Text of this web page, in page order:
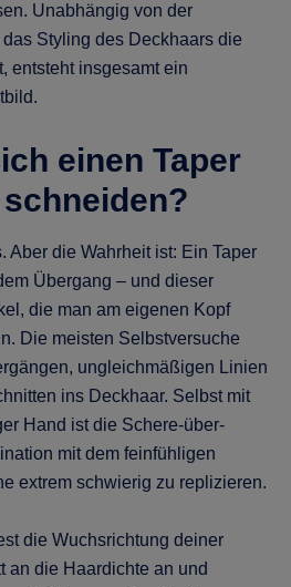
Unabhängig von der
Styling des Deckhaars die
entsteht insgesamt ein
einen Taper
Aber die Wahrheit ist: Ein Taper
Übergang – und dieser
die man am eigenen Kopf
Die meisten Selbstversuche
ungleichmäßigen Linien
ins Deckhaar. Selbst mit
Hand ist die Schere-über-
mit dem feinfühligen
extrem schwierig zu replizieren.
die Wuchsrichtung deiner
an die Haardichte an und